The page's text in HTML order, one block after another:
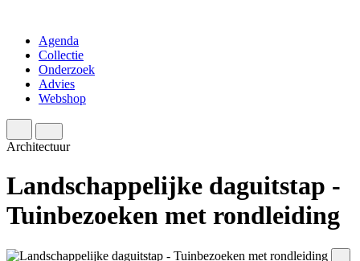
Agenda
Collectie
Onderzoek
Advies
Webshop
Architectuur
Landschappelijke daguitstap -
Tuinbezoeken met rondleiding